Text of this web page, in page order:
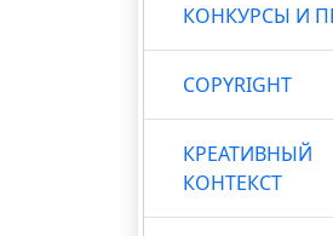
КОНКУРСЫ И
COPYRIGHT
КРЕАТИВНЫЙ
КОНТЕКСТ